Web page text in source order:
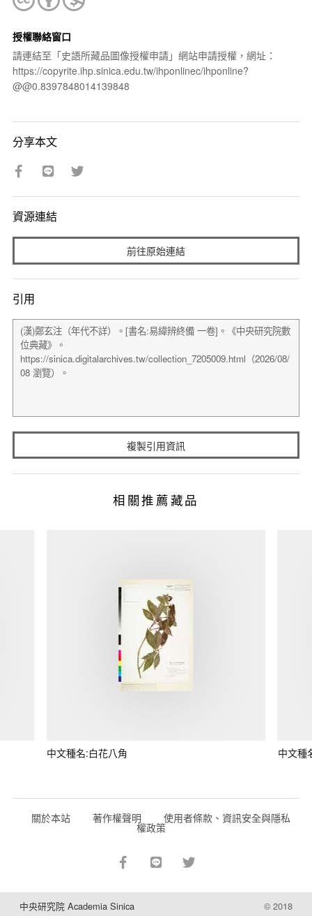
授權聯絡窗口
請連結至「史語所藏品圖像授權申請」網站申請授權，網址：
https://copyrite.ihp.sinica.edu.tw/ihponlinec/ihponline?
@@0.8397848014139848
分享本文
資源連結
前往原始連結
引用
複製引用資訊
相關推薦藏品
中文種名:白花八角 中文種
關於本站 著作權聲明 使用者條款、資訊安全與隱私
權政策
中央研究院 Academia Sinica © 2018